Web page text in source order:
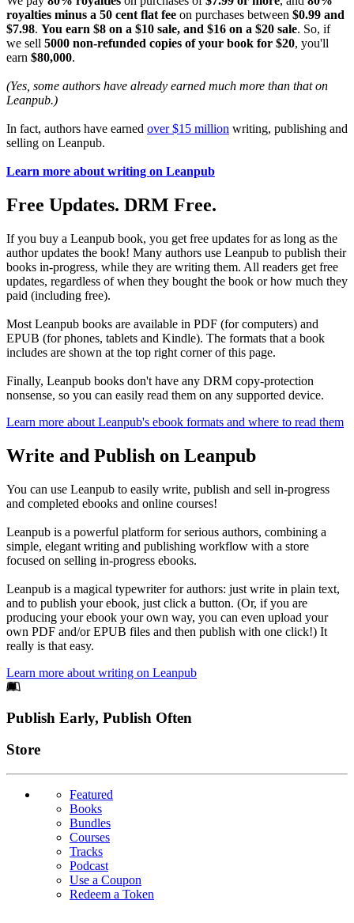
royalties minus a 50 cent flat fee on purchases between $0.99 and
$7.98. You earn $8 on a $10 sale, and $16 on a $20 sale. So, if
we sell 5000 non-refunded copies of your book for $20, you'll
earn $80,000.
(Yes, some authors have already earned much more than that on
Leanpub.)
In fact, authors have earned over $15 million writing, publishing and
selling on Leanpub.
Learn more about writing on Leanpub
Free Updates. DRM Free.
If you buy a Leanpub book, you get free updates for as long as the
author updates the book! Many authors use Leanpub to publish their
books in-progress, while they are writing them. All readers get free
updates, regardless of when they bought the book or how much they
paid (including free).
Most Leanpub books are available in PDF (for computers) and
EPUB (for phones, tablets and Kindle). The formats that a book
includes are shown at the top right corner of this page.
Finally, Leanpub books don't have any DRM copy-protection
nonsense, so you can easily read them on any supported device.
Learn more about Leanpub's ebook formats and where to read them
Write and Publish on Leanpub
You can use Leanpub to easily write, publish and sell in-progress
and completed ebooks and online courses!
Leanpub is a powerful platform for serious authors, combining a
simple, elegant writing and publishing workflow with a store
focused on selling in-progress ebooks.
Leanpub is a magical typewriter for authors: just write in plain text,
and to publish your ebook, just click a button. (Or, if you are
producing your ebook your own way, you can even upload your
own PDF and/or EPUB files and then publish with one click!) It
really is that easy.
Learn more about writing on Leanpub
Footer
Publish Early, Publish Often
Links
Store
Featured
Books
Bundles
Courses
Tracks
Podcast
Use a Coupon
Redeem a Token